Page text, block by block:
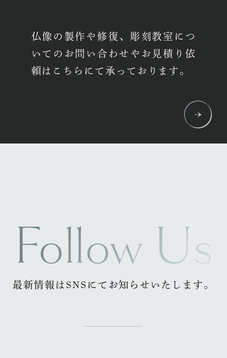
仏像の製作や修復、彫刻教室につ
いての お問い合わせやお見積り依
頼はこちらにて承っております。
Follow Us
最新情報 は SNS に て お知 らせ い た し ま す 。